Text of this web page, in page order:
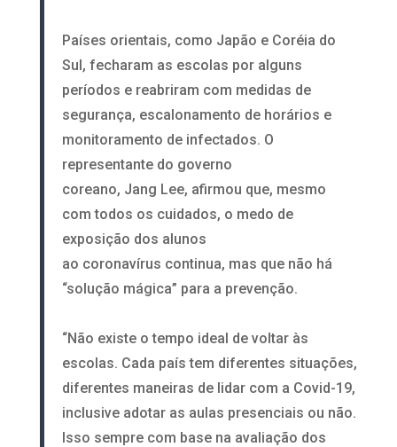
Países orientais, como Japão e Coréia do
Sul, fecharam as escolas por alguns
períodos e reabriram com medidas de
segurança, escalonamento de horários e
monitoramento de infectados. O
representante do governo
coreano, Jang Lee, afirmou que, mesmo
com todos os cuidados, o medo de
exposição dos alunos
ao coronavírus continua, mas que não há
“solução mágica” para a prevenção.
“Não existe o tempo ideal de voltar às
escolas. Cada país tem diferentes situações,
diferentes maneiras de lidar com a Covid-19,
inclusive adotar as aulas presenciais ou não.
Isso sempre com base na avaliação dos